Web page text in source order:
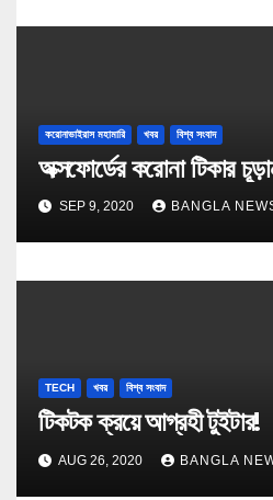
করোনাভাইরাস মহামারি খবর বিশ্ব সংবাদ
অক্সফোর্ডের করোনা টিকার
SEP 9, 2020 BANGLA
TECH খবর বিশ্ব সংবাদ
টিকটক ক্র‍য়ে আগ্রহী টুইটার!
AUG 26, 2020 BANGLA